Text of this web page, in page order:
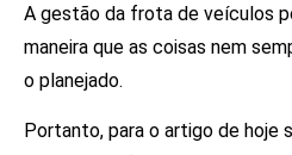
A gestão da frota de veículos
maneira que as coisas nem
o planejado.
Portanto, para o artigo de hoje